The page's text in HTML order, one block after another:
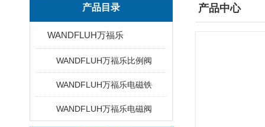
产品目录
WANDFLUH万福乐
WANDFLUH万福乐比例阀
WANDFLUH万福乐电磁铁
WANDFLUH万福乐电磁阀
产品中心